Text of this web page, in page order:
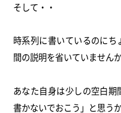
そして・・
時系列に書いているのに
間の説明を省いていません
あなた自身は少しの空白
書かないでおこう」と思う